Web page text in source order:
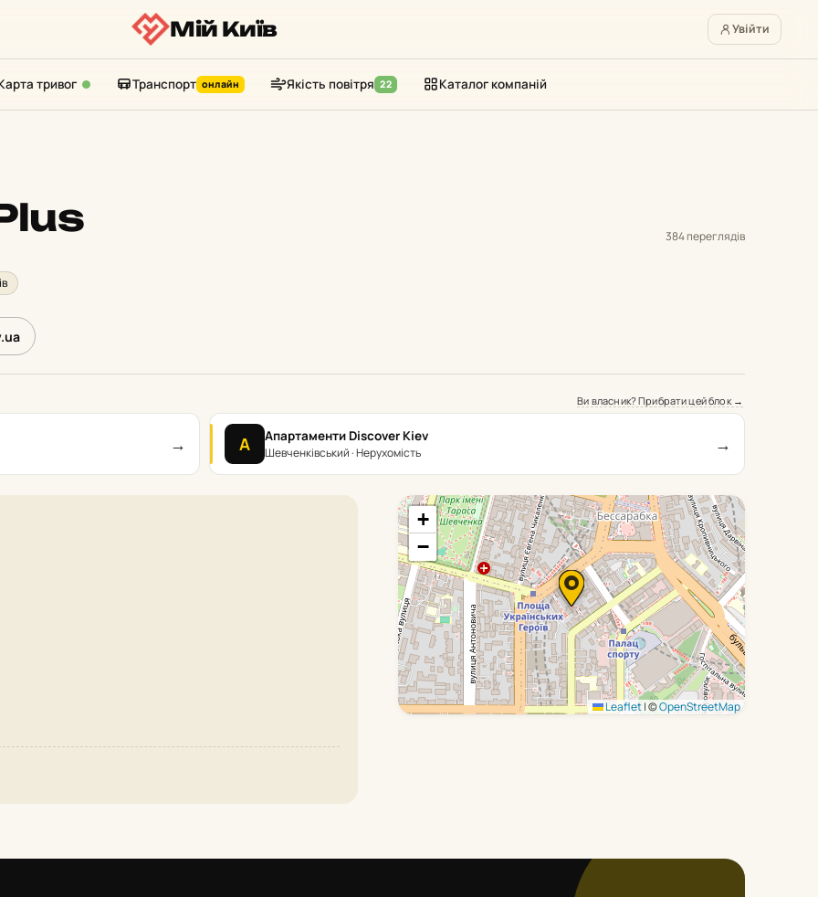
Мій Київ Увійти
тривог Транспорт онлайн Якість повітря 22 Каталог компаній
384 переглядів
Ви власник? Прибрати цей блок →
→ А Апартаменти Discover Kiev
Шевченківський · Нерухомість →
+
−
Leaflet|©OpenStreetMap